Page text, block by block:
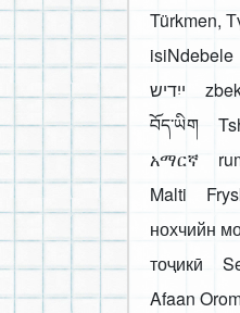
Türkmen,
isiNdebele
ייִדיש
བོད་ཡིག
አማርኛ
Malti
нохчийн
тоҷикӣ
Afaan